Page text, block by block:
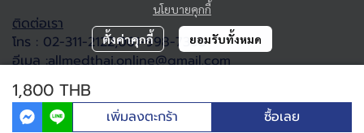
1,800 THB
เพิ่มลงตะกร้า ซื้อเลย
นโยบายคุกกี้
ตั้งค่าคุกกี้ ยอมรับทั้งหมด
ติดต่อเรา
โทร : 02-311-2122,061-998-7368
อีเมล :allmedthai.online@gmail.com
Google map